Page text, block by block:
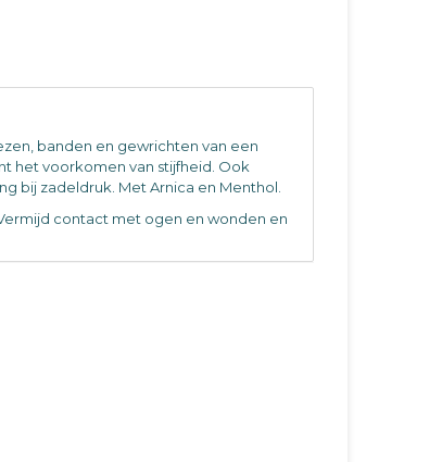
banden en gewrichten van een
het voorkomen van stijfheid. Ook
bij zadeldruk. Met Arnica en Menthol.
contact met ogen en wonden en